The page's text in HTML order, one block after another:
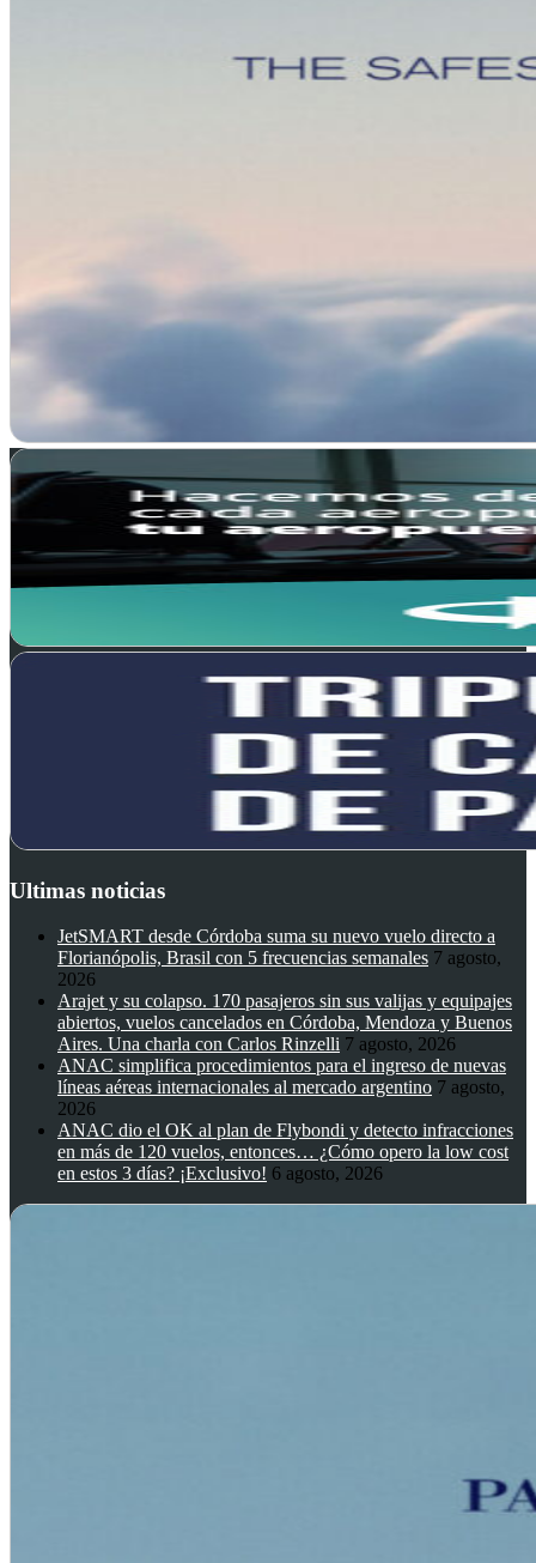
Ultimas noticias
JetSMART desde Córdoba suma su nuevo vuelo directo a
Florianópolis, Brasil con 5 frecuencias semanales 7 agosto,
2026
Arajet y su colapso. 170 pasajeros sin sus valijas y equipajes
abiertos, vuelos cancelados en Córdoba, Mendoza y Buenos
Aires. Una charla con Carlos Rinzelli 7 agosto, 2026
ANAC simplifica procedimientos para el ingreso de nuevas
líneas aéreas internacionales al mercado argentino 7 agosto,
2026
ANAC dio el OK al plan de Flybondi y detecto infracciones
en más de 120 vuelos, entonces… ¿Cómo opero la low cost
en estos 3 días? ¡Exclusivo! 6 agosto, 2026